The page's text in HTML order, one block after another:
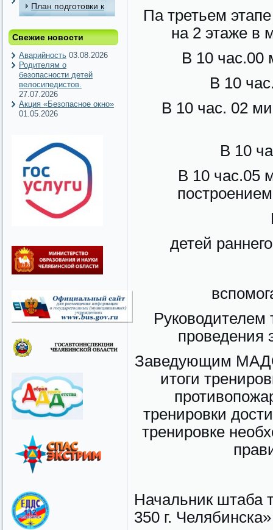
План подготовки к
периоду
Свежие новости
Аварийность 03.08.2026
Родителям о
безопасности детей
велосипедистов.
27.07.2026
Акция «Безопасное окно»
01.05.2026
Па третьем
на 2 этаже в
В 10 час.00
В 10
В 10 час. 02
В 10
В 10 час.05
детей
Руководителем
проведения
Заведующим
итоги
тренировки
тренировке
Начальник
350 г.